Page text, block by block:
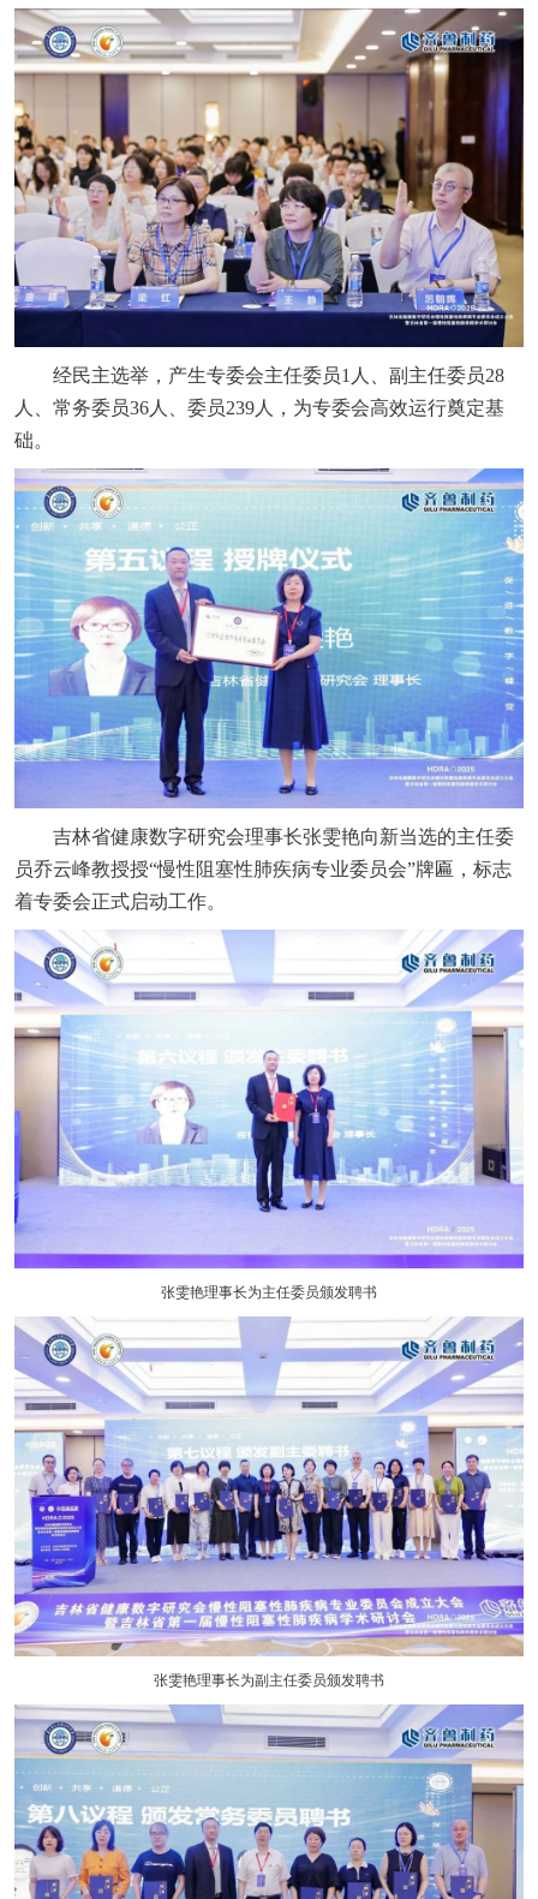
经民主选举，产生专委会主任委员1人、副主任委员28
人、常务委员36人、委员239人，为专委会高效运行奠定基
础。
吉林省健康数字研究会理事长张雯艳向新当选的主任委
员乔云峰教授授“慢性阻塞性肺疾病专业委员会”牌匾，标志
着专委会正式启动工作。
张雯艳理事长为主任委员颁发聘书
张雯艳理事长为副主任委员颁发聘书